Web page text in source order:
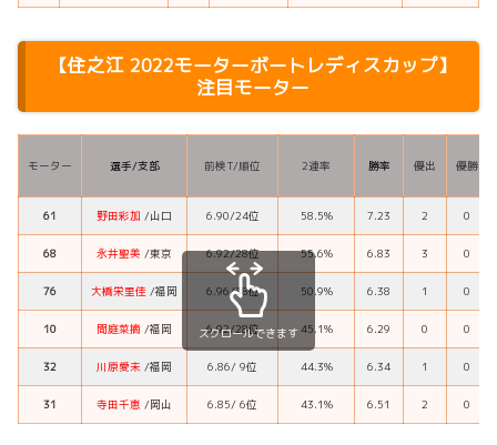
【住之江 2022モーターボートレディスカップ】
注目モーター
モーター 選手/支部 前検T/順位 2連率 勝率 優出 優勝
61 野田彩加 /山口 6.90/24位 58.5% 7.23 2 0
68 永井聖美 /東京 6.92/28位 55.6% 6.83 3 0
76 大橋栄里佳 /福岡 6.96/38位 50.9% 6.38 1 0
10 間庭菜摘 /福岡 6.92/28位 45.1% 6.29 0 0
32 川原愛未 /福岡 6.86/ 9位 44.3% 6.34 1 0
31 寺田千恵 /岡山 6.85/ 6位 43.1% 6.51 2 0
スクロールできます